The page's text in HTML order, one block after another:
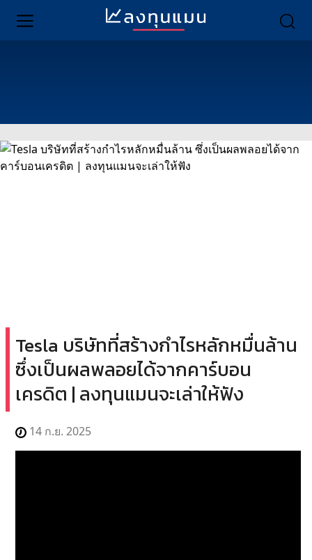
Tesla บริษัทที่สร้างกำไรหลักหมื่นล้าน
ซึ่งเป็นผลพลอยได้จากคาร์บอน
เครดิต | ลงทุนแมนจะเล่าให้ฟัง
14 ก.ย. 2025